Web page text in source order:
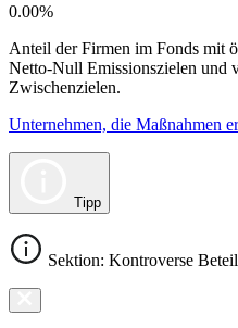
0.00%
Anteil der Firmen im Fonds mit
Netto-Null Emissionszielen und
Zwischenzielen.
Unternehmen, die Maßnahmen
Tipp
Sektion: Kontroverse